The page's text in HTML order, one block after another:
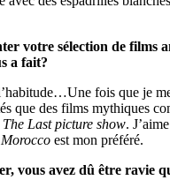
votre sélection de films
a fait?
fois que je
que des films mythiques
Last picture show.
Morocco est mon préféré.
vous avez dû être ravie